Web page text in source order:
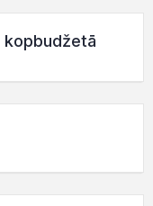
kopbudžetā